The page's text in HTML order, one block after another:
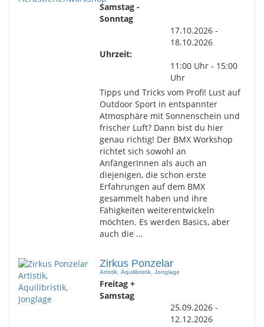
Samstag -
Sonntag
17.10.2026 -
18.10.2026
Uhrzeit:
11:00 Uhr - 15:00
Uhr
Tipps und Tricks vom Profi! Lust auf
Outdoor Sport in entspannter
Atmosphäre mit Sonnenschein und
frischer Luft? Dann bist du hier
genau richtig! Der BMX Workshop
richtet sich sowohl an
AnfängerInnen als auch an
diejenigen, die schon erste
Erfahrungen auf dem BMX
gesammelt haben und ihre
Fähigkeiten weiterentwickeln
möchten. Es werden Basics, aber
auch die …
Zirkus Ponzelar
Artistik, Äquilibristik, Jonglage
Freitag +
Samstag
25.09.2026 -
12.12.2026